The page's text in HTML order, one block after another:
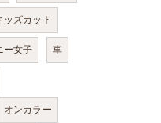
ッズカット
ー女子 車
オンカラー